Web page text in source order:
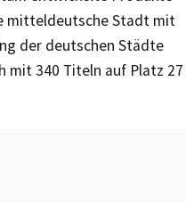
mitteldeutsche Stadt mit
der deutschen Städte
mit 340 Titeln auf Platz 27